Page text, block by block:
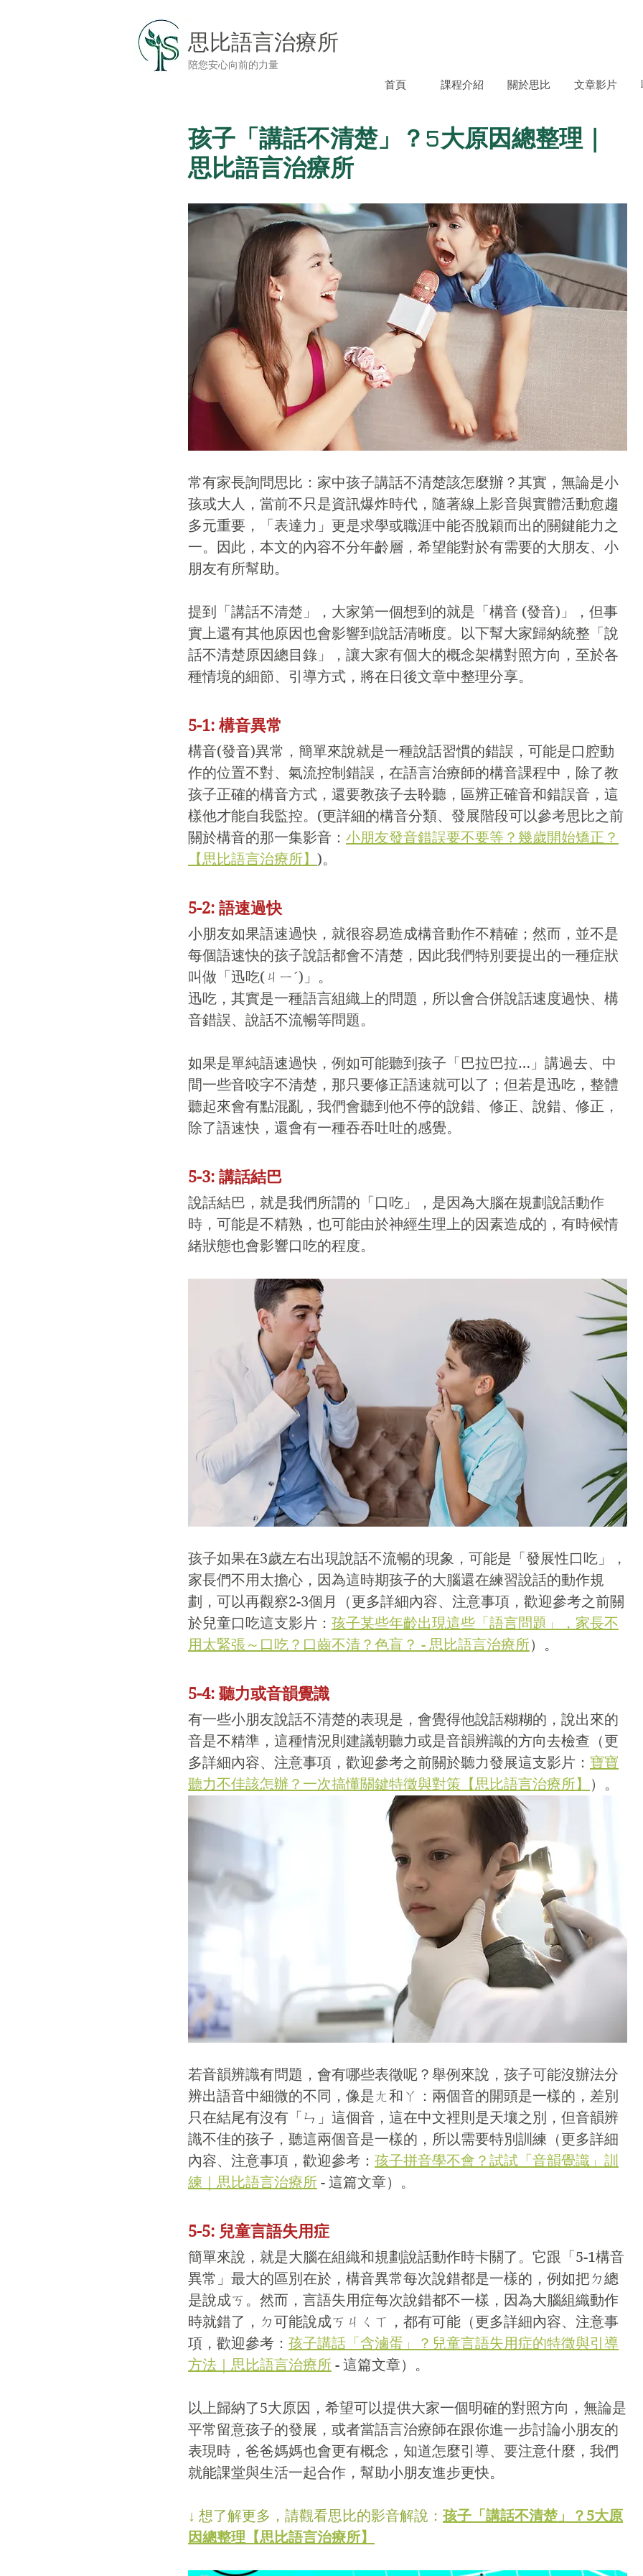
思比語言治療所
陪您安心向前的力量
首頁 課程介紹 關於思比 文章影片
孩子「講話不清楚」？5大原因總整理｜
思比語言治療所
常有家長詢問思比：家中孩子講話不清楚該怎麼辦？其實，無論是小
孩或大人，當前不只是資訊爆炸時代，隨著線上影音與實體活動愈趨
多元重要，「表達力」更是求學或職涯中能否脫穎而出的關鍵能力之
一。因此，本文的內容不分年齡層，希望能對於有需要的大朋友、小
朋友有所幫助。
提到「講話不清楚」，大家第一個想到的就是「構音 (發音)」，但事
實上還有其他原因也會影響到說話清晰度。以下幫大家歸納統整「說
話不清楚原因總目錄」，讓大家有個大的概念架構對照方向，至於各
種情境的細節、引導方式，將在日後文章中整理分享。
5-1: 構音異常
構音(發音)異常，簡單來說就是一種說話習慣的錯誤，可能是口腔動
作的位置不對、氣流控制錯誤，在語言治療師的構音課程中，除了教
孩子正確的構音方式，還要教孩子去聆聽，區辨正確音和錯誤音，這
樣他才能自我監控。(更詳細的構音分類、發展階段可以參考思比之前
關於構音的那一集影音： 小朋友發音錯誤要不要等？幾歲開始矯正？
【思比語言治療所】 )。
5-2: 語速過快
小朋友如果語速過快，就很容易造成構音動作不精確；然而，並不是
每個語速快的孩子說話都會不清楚，因此我們特別要提出的一種症狀
叫做「迅吃(ㄐㄧˊ)」。
迅吃，其實是一種語言組織上的問題，所以會合併說話速度過快、構
音錯誤、說話不流暢等問題。
如果是單純語速過快，例如可能聽到孩子「巴拉巴拉…」講過去、中
間一些音咬字不清楚，那只要修正語速就可以了；但若是迅吃，整體
聽起來會有點混亂，我們會聽到他不停的說錯、修正、說錯、修正，
除了語速快，還會有一種吞吞吐吐的感覺。
5-3: 講話結巴
說話結巴，就是我們所謂的「口吃」，是因為大腦在規劃說話動作
時，可能是不精熟，也可能由於神經生理上的因素造成的，有時候情
緒狀態也會影響口吃的程度。
孩子如果在3歲左右出現說話不流暢的現象，可能是「發展性口吃」，
家長們不用太擔心，因為這時期孩子的大腦還在練習說話的動作規
劃，可以再觀察2-3個月（更多詳細內容、注意事項，歡迎參考之前關
於兒童口吃這支影片： 孩子某些年齡出現這些「語言問題」，家長不
用太緊張～口吃？口齒不清？色盲？ - 思比語言治療所）。
5-4: 聽力或音韻覺識
有一些小朋友說話不清楚的表現是，會覺得他說話糊糊的，說出來的
音是不精準，這種情況則建議朝聽力或是音韻辨識的方向去檢查（更
多詳細內容、注意事項，歡迎參考之前關於聽力發展這支影片： 寶寶
聽力不佳該怎辦？一次搞懂關鍵特徵與對策【思比語言治療所】
）。
若音韻辨識有問題，會有哪些表徵呢？舉例來說，孩子可能沒辦法分
辨出語音中細微的不同，像是ㄤ和ㄚ：兩個音的開頭是一樣的，差別
只在結尾有沒有「ㄣ」這個音，這在中文裡則是天壤之別，但音韻辨
識不佳的孩子，聽這兩個音是一樣的，所以需要特別訓練（更多詳細
內容、注意事項，歡迎參考： 孩子拼音學不會？試試「音韻覺識」訓
練｜思比語言治療所 - 這篇文章）。
5-5: 兒童言語失用症
簡單來說，就是大腦在組織和規劃說話動作時卡關了。它跟「5-1構音
異常」最大的區別在於，構音異常每次說錯都是一樣的，例如把ㄉ總
是說成ㄎ。然而，言語失用症每次說錯都不一樣，因為大腦組織動作
時就錯了，ㄉ可能說成ㄎㄐㄑㄒ，都有可能（更多詳細內容、注意事
項，歡迎參考： 孩子講話「含滷蛋」？兒童言語失用症的特徵與引導
方法｜思比語言治療所 - 這篇文章）。
以上歸納了5大原因，希望可以提供大家一個明確的對照方向，無論是
平常留意孩子的發展，或者當語言治療師在跟你進一步討論小朋友的
表現時，爸爸媽媽也會更有概念，知道怎麼引導、要注意什麼，我們
就能課堂與生活一起合作，幫助小朋友進步更快。
↓ 想了解更多，請觀看思比的影音解說： 孩子「講話不清楚」？5大原
因總整理【思比語言治療所】